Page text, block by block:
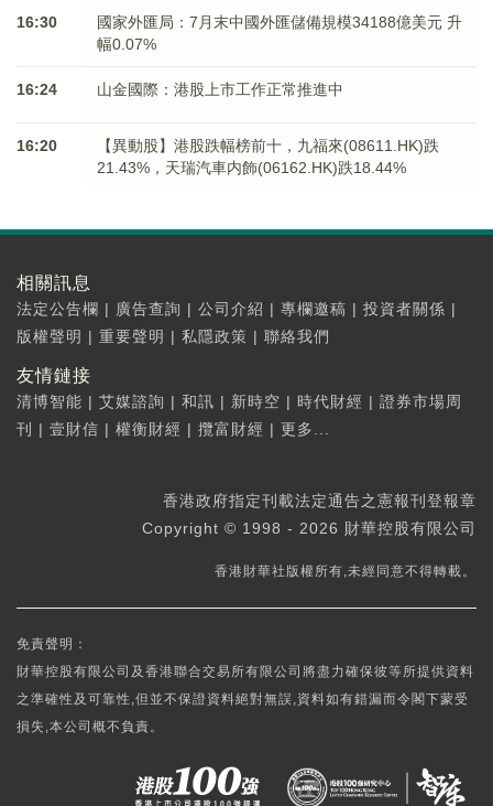
16:30
國家外匯局：7月末中國外匯儲備規模34188億美元 升
幅0.07%
16:24 山金國際：港股上市工作正常推進中
16:20
【異動股】港股跌幅榜前十，九福來(08611.HK)跌
21.43%，天瑞汽車内飾(06162.HK)跌18.44%
相關訊息
法定公告欄 | 廣告查詢 | 公司介紹 | 專欄邀稿 | 投資者關係 |
版權聲明 | 重要聲明 | 私隱政策 | 聯絡我們
友情鏈接
清博智能 | 艾媒諮詢 | 和訊 | 新時空 | 時代財經 | 證券市場周
刊
| 壹財信 | 權衡財經 | 攬富財經 | 更多...
香港政府指定刊載法定通告之憲報刊登報章
Copyright © 1998 - 2026 財華控股有限公司
香港財華社版權所有,未經同意不得轉載。
免責聲明：
財華控股有限公司及香港聯合交易所有限公司將盡力確保彼等所提供資料
之準確性及可靠性,但並不保證資料絕對無誤,資料如有錯漏而令閣下蒙受
損失,本公司概不負責。